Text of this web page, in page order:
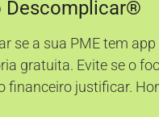
Descomplicar®
se a sua PME tem
gratuita. Evite se o
financeiro justificar.